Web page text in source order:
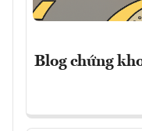
Blog chứng